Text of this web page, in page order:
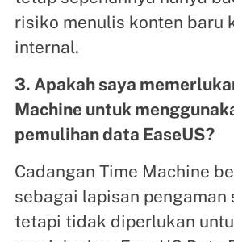
risiko menulis konten baru
internal.
3. Apakah saya
Machine untuk
pemulihan data EaseUS?
Cadangan Time Machine
sebagai lapisan pengaman
tetapi tidak diperlukan